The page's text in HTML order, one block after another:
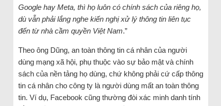
Google hay Meta, thì họ luôn có chính sách của riêng họ,
dù vẫn phải lắng nghe kiến nghị xử lý thông tin liên tục
đến từ nhà cầm quyền Việt Nam.”
Theo ông Dũng, an toàn thông tin cá nhân của người
dùng mạng xã hội, phụ thuộc vào sự bảo mật và chính
sách của nền tảng họ dùng, chứ không phải cứ cấp thông
tin cá nhân cho công ty là người dùng mất an toàn thông
tin. Ví dụ, Facebook cũng thường đòi xác minh danh tính